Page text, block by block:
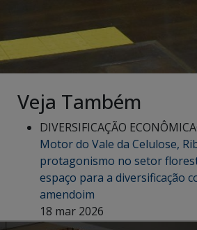
Veja Também
DIVERSIFICAÇÃO ECONÔMICA
Motor do Vale da Celulose,
protagonismo no setor
espaço para a diversificação
amendoim
18 mar 2026